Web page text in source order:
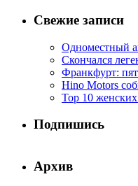
Свежие записи
Одноместный
Скончался
Франкфурт:
Hino Motors
Top 10
Подпишись
Архив